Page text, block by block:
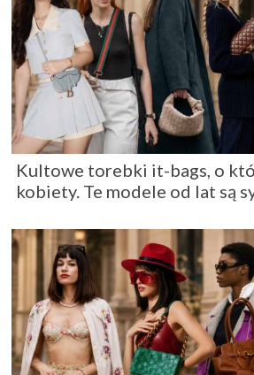
Kultowe torebki it-bags, o
kobiety. Te modele od lat są